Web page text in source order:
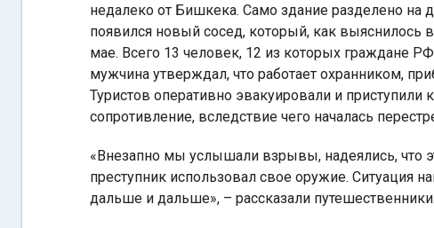
недалеко от Бишкека. Само здание разделено на
появился новый сосед, который, как выяснилось
мае. Всего 13 человек, 12 из которых граждане
мужчина утверждал, что работает охранником,
Туристов оперативно эвакуировали и
сопротивление, вследствие чего началась
«Внезапно мы услышали взрывы, надеялись, что
преступник использовал свое оружие. Ситуация
дальше и дальше», – рассказали путешественники.